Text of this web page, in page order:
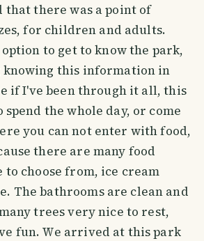
that there was a point of
for children and adults.
to get to know the park,
knowing this information in
if I've been through it all, this
spend the whole day, or come
you can not enter with food,
there are many food
to choose from, ice cream
The bathrooms are clean and
trees very nice to rest,
fun. We arrived at this park